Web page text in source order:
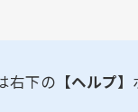
右下の 【ヘルプ】